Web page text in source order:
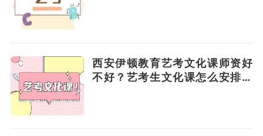
西安伊顿教育艺考文化课师资好
不好？艺考生文化课怎么安排合